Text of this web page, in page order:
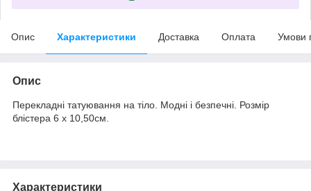
Опис Характеристики Доставка Оплата Умови
Опис
Перекладні татуювання на тіло. Модні і безпечні. Розмір
блістера 6 х 10,50см.
Характеристики